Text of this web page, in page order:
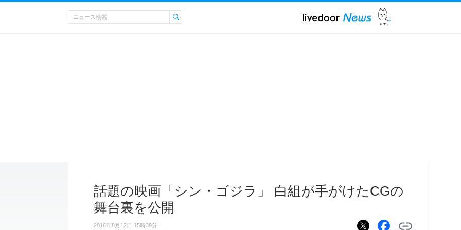
話題の映画「シン・ゴジラ」 白組が手がけたCGの
舞台裏を公開
2016年8月12日 15時39分